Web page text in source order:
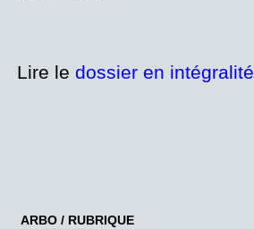
Lire le dossier en intégralité
ARBO / RUBRIQUE